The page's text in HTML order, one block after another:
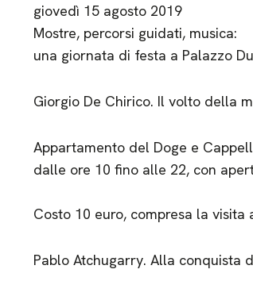
giovedì 15 agosto 2019
Mostre, percorsi guidati, musica:
una giornata di festa a Palazzo
Giorgio De Chirico. Il volto della
Appartamento del Doge e
dalle ore 10 fino alle 22, con
Costo 10 euro, compresa la
Pablo Atchugarry. Alla conquista